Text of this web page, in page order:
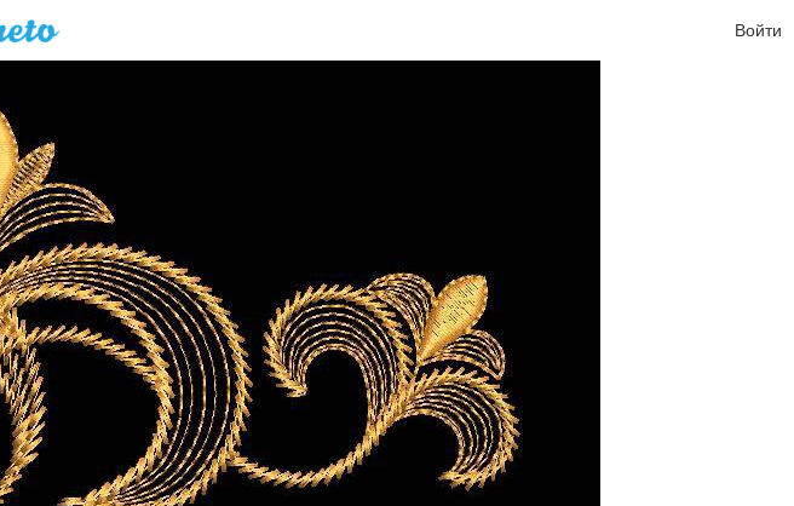
Войти